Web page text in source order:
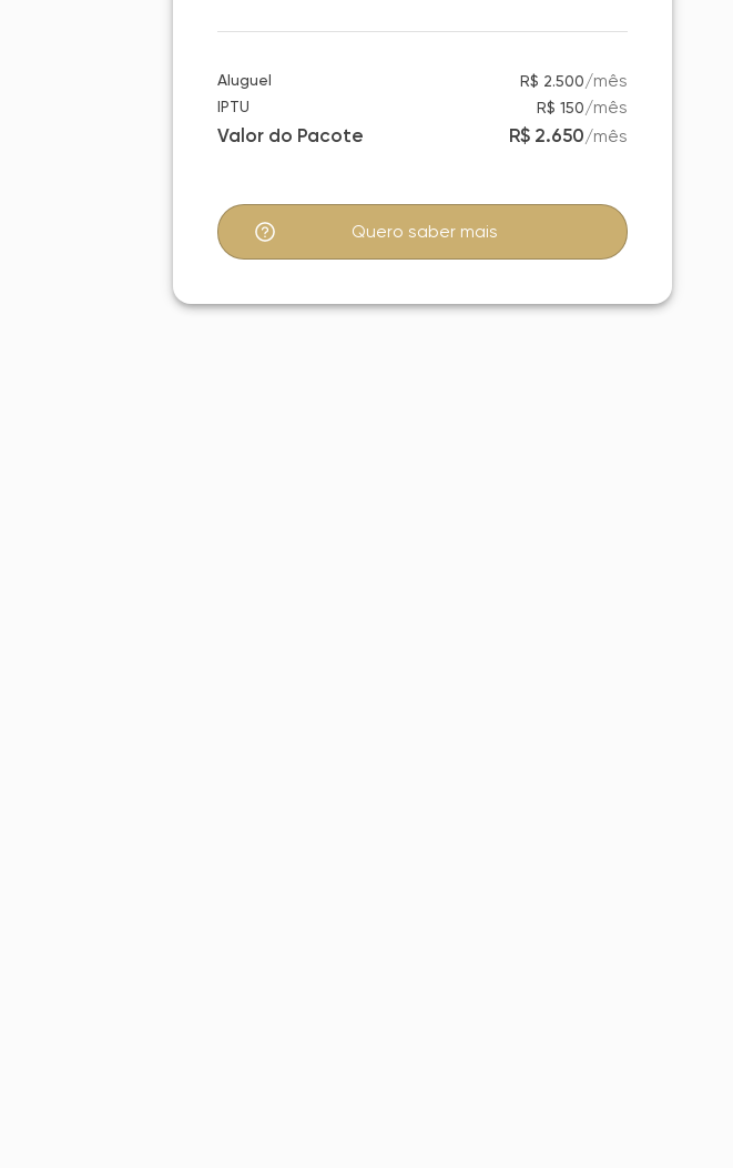
Aluguel R$ 2.500/mês
IPTU R$ 150/mês
Valor do Pacote R$ 2.650/mês
Quero saber mais